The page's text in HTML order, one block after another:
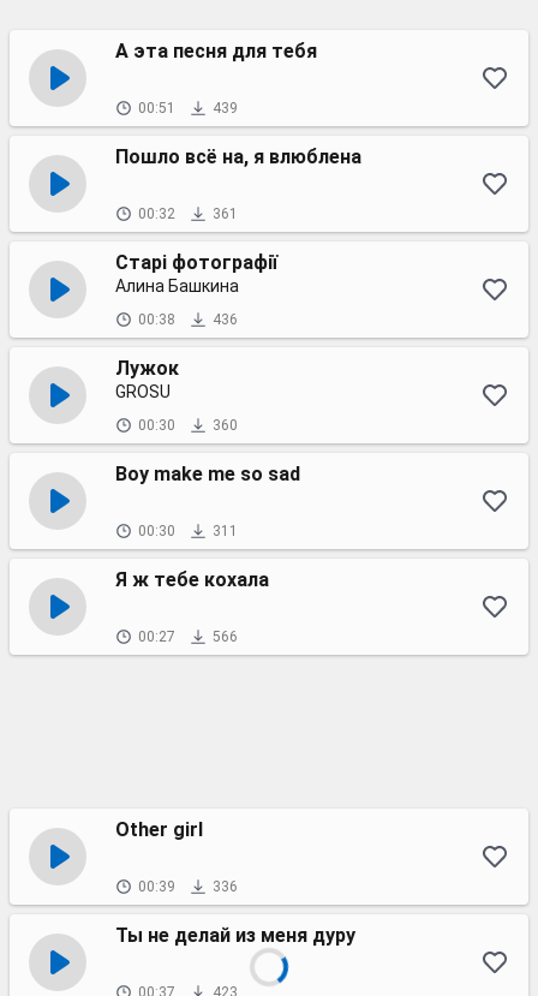
А эта песня для тебя
00:51 439
Пошло всё на, я влюблена
00:32 361
Cтарі фотографії
Алина Башкина
00:38 436
Лужок
GROSU
00:30 360
Boy make me so sad
00:30 311
Я ж тебе кохала
00:27 566
Other girl
00:39 336
Ты не делай из меня дуру
00:37 423